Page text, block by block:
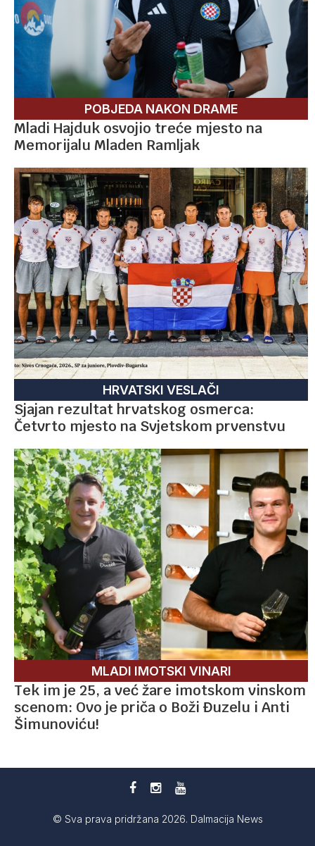
POBJEDA NAKON DRAME
Mladi Hajduk osvojio treće mjesto na
Memorijalu Mladen Ramljak
HRVATSKI VESLAČI
Sjajan rezultat hrvatskog osmerca:
Četvrto mjesto na Svjetskom prvenstvu
MLADI IMOTSKI VINARI
Tek im je 25, a već žare imotskom vinskom
scenom: Ovo je priča o Boži Đuzelu i Anti
Šimunoviću!
© Sva prava pridržana 2026. Dalmacija News